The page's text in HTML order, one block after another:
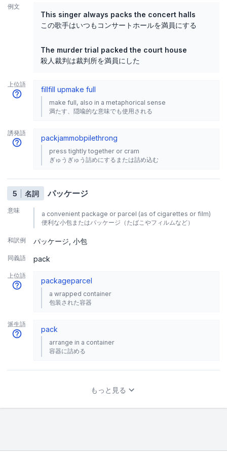
例文
This singer always packs the concert halls
この歌手はいつもコンサートホールを満員にする
The murder trial packed the court house
殺人裁判は裁判所を満員にした
上位語
fillfill upmake full
make full, also in a metaphorical sense
満たす、隠喩的な意味でも使用される
誘発語
packjammobpilethrong
press tightly together or cram
ぎゅうぎゅう詰めにするまたは詰め込む
5 名詞 パッケージ
意味
a convenient package or parcel (as of cigarettes or film)
便利な小包またはパッケージ（たばこやフィルムなど）
和訳例 パッケージ 小包
同義語 pack
上位語
packageparcel
a wrapped container
包装された容器
派生語
pack
arrange in a container
容器に詰める
もっと見る